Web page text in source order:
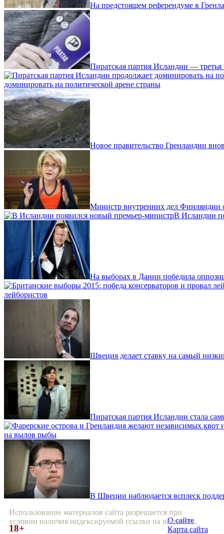
На предстоящем референдуме в
Пиратская партия Исландии —
доминировать на политической арене страны
Новое правительство Гренландии
Министр внутренних дел Финляндии
В Исландии
На выборах в Дании победила
лейбористов
Швеция делает ставку на самый
Пиратская партия Исландии стала
на вылов рыбы
В Швеции наблюдается всплеск
Использование материалов сайта разрешается при
условии наличия индексируемой ссылки на источник.
18+
О сайте
Карта сайта